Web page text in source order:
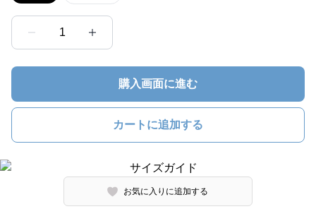
1
購入画面に進む
カートに追加する
お気に入りに追加する